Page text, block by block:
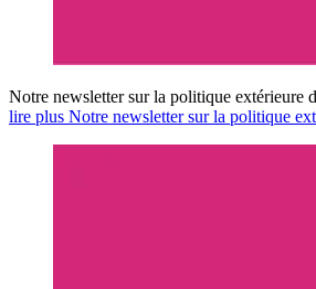
Notre newsletter sur la politique extérieure
lire plus Notre newsletter sur la politique